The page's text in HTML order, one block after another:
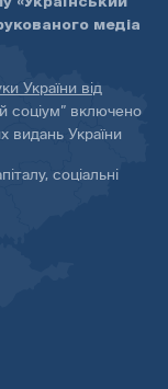
медіа
України від
соціум” включено
видань України
соціальні